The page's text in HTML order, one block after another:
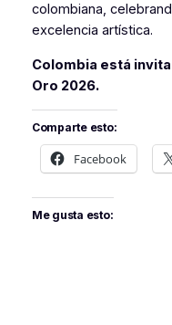
colombiana,
excelencia artística.
Colombia está
Oro 2026.
Comparte esto:
Facebook
Me gusta esto: